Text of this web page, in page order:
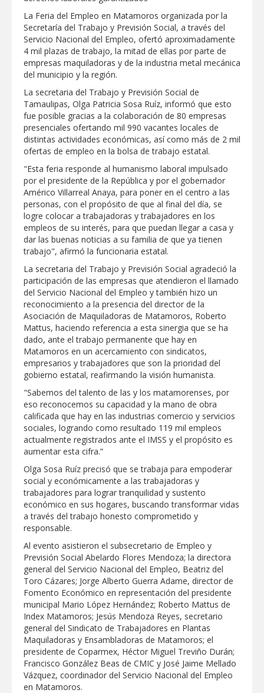
Apoya Alcalde de Reynosa con
Programa Subsidio del Agua 2026 a
trabajadores petroleros
GOBIERNO DE CARMEN LILIA
CANTUROSAS APRUEBA
CONDONACIÓN DEL 100% EN
RECARGOS DEL IMPUESTO PREDIAL
DURANTE AGOSTO
Estabilidad laboral y mejores salarios
fortalecen el desarrollo económico de
Tamaulipas: STPS
Agilizó Servicios Públicos de Reynosa
limpieza de drenes y rejillas pluviales
DIF NUEVO LAREDO MANTIENE ACTIVA
LA ATENCIÓN EN EL CRI Y REAFIRMA
SU COMPROMISO CON LA
REHABILITACIÓN DE LAS FAMILIAS
Prepara la UAT el arranque del ciclo
escolar Otoño 2026
Anuncia Gobierno de Tamaulipas
estímulos fiscales para apoyar la
economía de las familias
Avanza transformación vial impulsada
por Carlos Peña Ortiz en La Cima y
Jarachina Sur
ATIENDE COMAPA MÁS DE 1800
REPORTES RECIBIDOS A TRAVÉS DEL
073 DURANTE JULIO
La Feria del Empleo en Matamoros organizada por la
Secretaría del Trabajo y Previsión Social, a través del
Servicio Nacional del Empleo, ofertó aproximadamente
4 mil plazas de trabajo, la mitad de ellas por parte de
empresas maquiladoras y de la industria metal mecánica
del municipio y la región.
La secretaria del Trabajo y Previsión Social de
Tamaulipas, Olga Patricia Sosa Ruíz, informó que esto
fue posible gracias a la colaboración de 80 empresas
presenciales ofertando mil 990 vacantes locales de
distintas actividades económicas, así como más de 2 mil
ofertas de empleo en la bolsa de trabajo estatal.
"Esta feria responde al humanismo laboral impulsado
por el presidente de la República y por el gobernador
Américo Villarreal Anaya, para poner en el centro a las
personas, con el propósito de que al final del día, se
logre colocar a trabajadoras y trabajadores en los
empleos de su interés, para que puedan llegar a casa y
dar las buenas noticias a su familia de que ya tienen
trabajo", afirmó la funcionaria estatal.
La secretaria del Trabajo y Previsión Social agradeció la
participación de las empresas que atendieron el llamado
del Servicio Nacional del Empleo y también hizo un
reconocimiento a la presencia del director de la
Asociación de Maquiladoras de Matamoros, Roberto
Mattus, haciendo referencia a esta sinergia que se ha
dado, ante el trabajo permanente que hay en
Matamoros en un acercamiento con sindicatos,
empresarios y trabajadores que son la prioridad del
gobierno estatal, reafirmando la visión humanista.
"Sabemos del talento de las y los matamorenses, por
eso reconocemos su capacidad y la mano de obra
calificada que hay en las industrias comercio y servicios
sociales, logrando como resultado 119 mil empleos
actualmente registrados ante el IMSS y el propósito es
aumentar esta cifra.”
Olga Sosa Ruíz precisó que se trabaja para empoderar
social y económicamente a las trabajadoras y
trabajadores para lograr tranquilidad y sustento
económico en sus hogares, buscando transformar vidas
a través del trabajo honesto comprometido y
responsable.
Al evento asistieron el subsecretario de Empleo y
Previsión Social Abelardo Flores Mendoza; la directora
general del Servicio Nacional del Empleo, Beatriz del
Toro Cázares; Jorge Alberto Guerra Adame, director de
Fomento Económico en representación del presidente
municipal Mario López Hernández; Roberto Mattus de
Index Matamoros; Jesús Mendoza Reyes, secretario
general del Sindicato de Trabajadores en Plantas
Maquiladoras y Ensambladoras de Matamoros; el
presidente de Coparmex, Héctor Miguel Treviño Durán;
Francisco González Beas de CMIC y José Jaime Mellado
Vázquez, coordinador del Servicio Nacional del Empleo
en Matamoros.